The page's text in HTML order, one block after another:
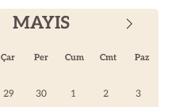
MAYIS
Çar Per Cum Cmt Paz
29 30 1 2 3